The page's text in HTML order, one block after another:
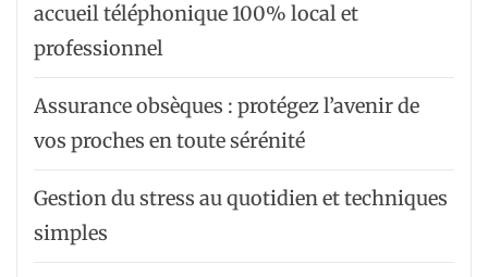
accueil téléphonique 100% local et
professionnel
Assurance obsèques : protégez l’avenir de
vos proches en toute sérénité
Gestion du stress au quotidien et techniques
simples